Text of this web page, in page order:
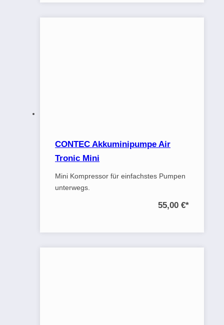
CONTEC Akkuminipumpe Air
Tronic Mini
Mini Kompressor für einfachstes Pumpen
unterwegs.
55,00 €*